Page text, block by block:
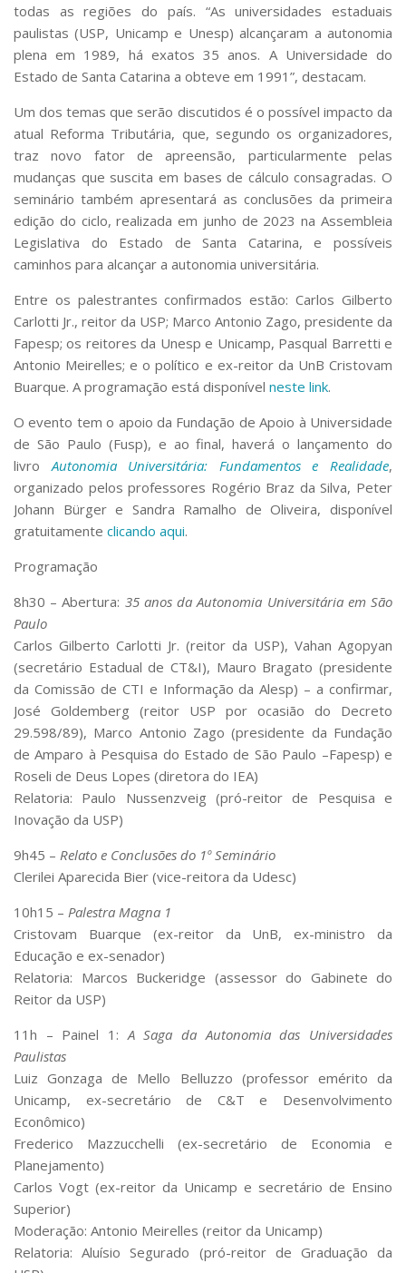
todas as regiões do país. “As universidades estaduais
paulistas (USP, Unicamp e Unesp) alcançaram a autonomia
plena em 1989, há exatos 35 anos. A Universidade do
Estado de Santa Catarina a obteve em 1991”, destacam.
Um dos temas que serão discutidos é o possível impacto da
atual Reforma Tributária, que, segundo os organizadores,
traz novo fator de apreensão, particularmente pelas
mudanças que suscita em bases de cálculo consagradas. O
seminário também apresentará as conclusões da primeira
edição do ciclo, realizada em junho de 2023 na Assembleia
Legislativa do Estado de Santa Catarina, e possíveis
caminhos para alcançar a autonomia universitária.
Entre os palestrantes confirmados estão: Carlos Gilberto
Carlotti Jr., reitor da USP; Marco Antonio Zago, presidente da
Fapesp; os reitores da Unesp e Unicamp, Pasqual Barretti e
Antonio Meirelles; e o político e ex-reitor da UnB Cristovam
Buarque. A programação está disponível neste link.
O evento tem o apoio da Fundação de Apoio à Universidade
de São Paulo (Fusp), e ao final, haverá o lançamento do
livroAutonomia Universitária: Fundamentos e Realidade,
organizado pelos professores Rogério Braz da Silva, Peter
Johann Bürger e Sandra Ramalho de Oliveira, disponível
gratuitamente clicando aqui.
Programação
8h30 – Abertura: 35 anos da Autonomia Universitária em São
Paulo
Carlos Gilberto Carlotti Jr. (reitor da USP), Vahan Agopyan
(secretário Estadual de CT&I), Mauro Bragato (presidente
da Comissão de CTI e Informação da Alesp) – a confirmar,
José Goldemberg (reitor USP por ocasião do Decreto
29.598/89), Marco Antonio Zago (presidente da Fundação
de Amparo à Pesquisa do Estado de São Paulo –Fapesp) e
Roseli de Deus Lopes (diretora do IEA)
Relatoria: Paulo Nussenzveig (pró-reitor de Pesquisa e
Inovação da USP)
9h45 – Relato e Conclusões do 1º Seminário
Clerilei Aparecida Bier (vice-reitora da Udesc)
10h15 – Palestra Magna 1
Cristovam Buarque (ex-reitor da UnB, ex-ministro da
Educação e ex-senador)
Relatoria: Marcos Buckeridge (assessor do Gabinete do
Reitor da USP)
11h – Painel 1:A Saga da Autonomia das Universidades
Paulistas
Luiz Gonzaga de Mello Belluzzo (professor emérito da
Unicamp, ex-secretário de C&T e Desenvolvimento
Econômico)
Frederico Mazzucchelli (ex-secretário de Economia e
Planejamento)
Carlos Vogt (ex-reitor da Unicamp e secretário de Ensino
Superior)
Moderação: Antonio Meirelles (reitor da Unicamp)
Relatoria: Aluísio Segurado (pró-reitor de Graduação da